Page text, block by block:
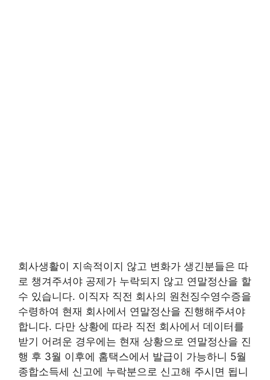
회사생활이 지속적이지 않고 변화가 생긴분들은 따
로 챙겨주셔야 공제가 누락되지 않고 연말정산을 할
수 있습니다. 이직자 직전 회사의 원천징수영수증을
수령하여 현재 회사에서 연말정산을 진행해주셔야
합니다. 다만 상황에 따라 직전 회사에서 데이터를
받기 어려운 경우에는 현재 상황으로 연말정산을 진
행 후 3월 이후에 홈택스에서 발급이 가능하니 5월
종합소득세 신고에 누락분으로 신고해 주시면 됩니